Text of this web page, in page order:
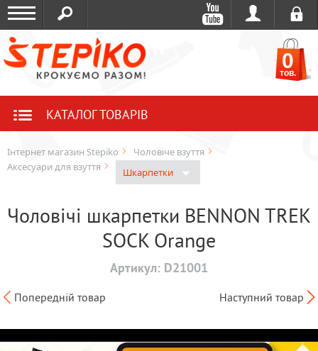
0
тов.
КАТАЛОГ ТОВАРІВ
Інтернет магазин Stepiko
Чоловіче взуття
Аксесуари для взуття
Шкарпетки
Чоловічі шкарпетки BENNON TREK
SOCK Orange
Артикул: D21001
Попередній товар Наступний товар